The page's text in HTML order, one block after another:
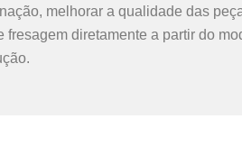
melhorar a qualidade das
diretamente a partir do